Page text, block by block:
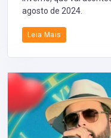
agosto de 2024.
Leia Mais